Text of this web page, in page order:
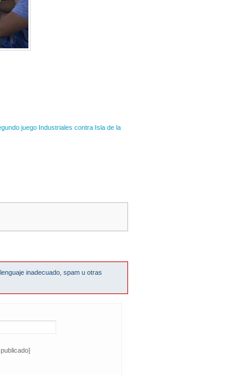
juego Industriales contra Isla de la
inadecuado, spam u otras